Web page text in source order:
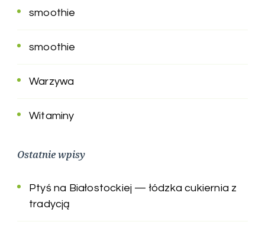
smoothie
smoothie
Warzywa
Witaminy
Ostatnie wpisy
Ptyś na Białostockiej — łódzka cukiernia z
tradycją